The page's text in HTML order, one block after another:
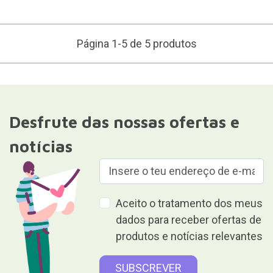
Página 1-5 de 5 produtos
Desfrute das nossas ofertas e
notícias
Aceito o tratamento dos meus
dados para receber ofertas de
produtos e notícias relevantes